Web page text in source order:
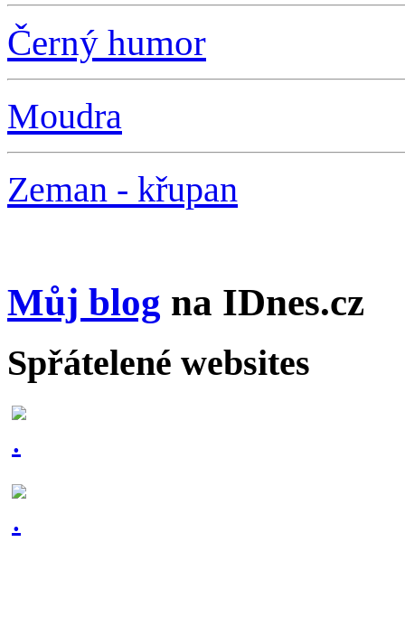
Černý humor
Moudra
Zeman - křupan
Můj blog na IDnes.cz
Spřátelené websites